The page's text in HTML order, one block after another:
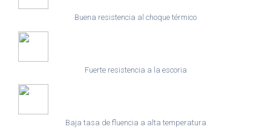
Buena resistencia al choque térmico
Fuerte resistencia a la escoria
Baja tasa de fluencia a alta temperatura